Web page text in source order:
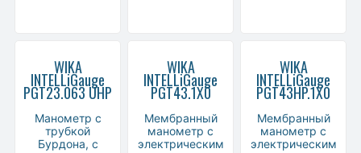
WIKA
INTELLiGauge
PGT23.063 UHP
Манометр с
трубкой
Бурдона, с
WIKA
INTELLiGauge
PGT43.1X0
Мембранный
манометр с
электрическим
WIKA
INTELLiGauge
PGT43HP.1X0
Мембранный
манометр с
электрическим